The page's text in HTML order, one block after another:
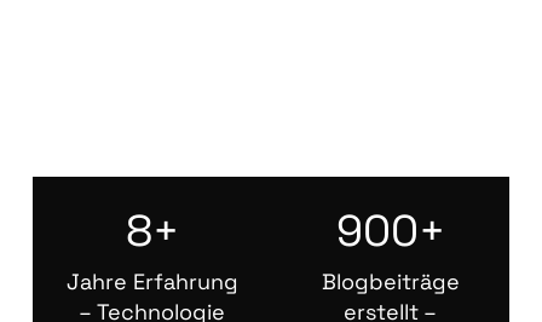
8+
Jahre Erfahrung
– Technologie
900+
Blogbeiträge
erstellt –